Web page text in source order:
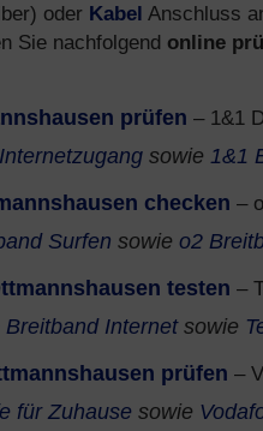
oder Kabel Anschluss
Sie nachfolgend online
prüfen – 1&1
sowie 1&1
checken –
Surfen sowie o2
testen –
Breitband Internetsowie
prüfen –
für Zuhause sowie